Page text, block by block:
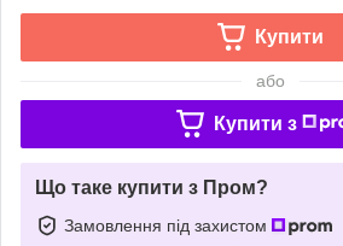
Купити
або
Купити з
Що таке купити з Пром?
Замовлення під захистом